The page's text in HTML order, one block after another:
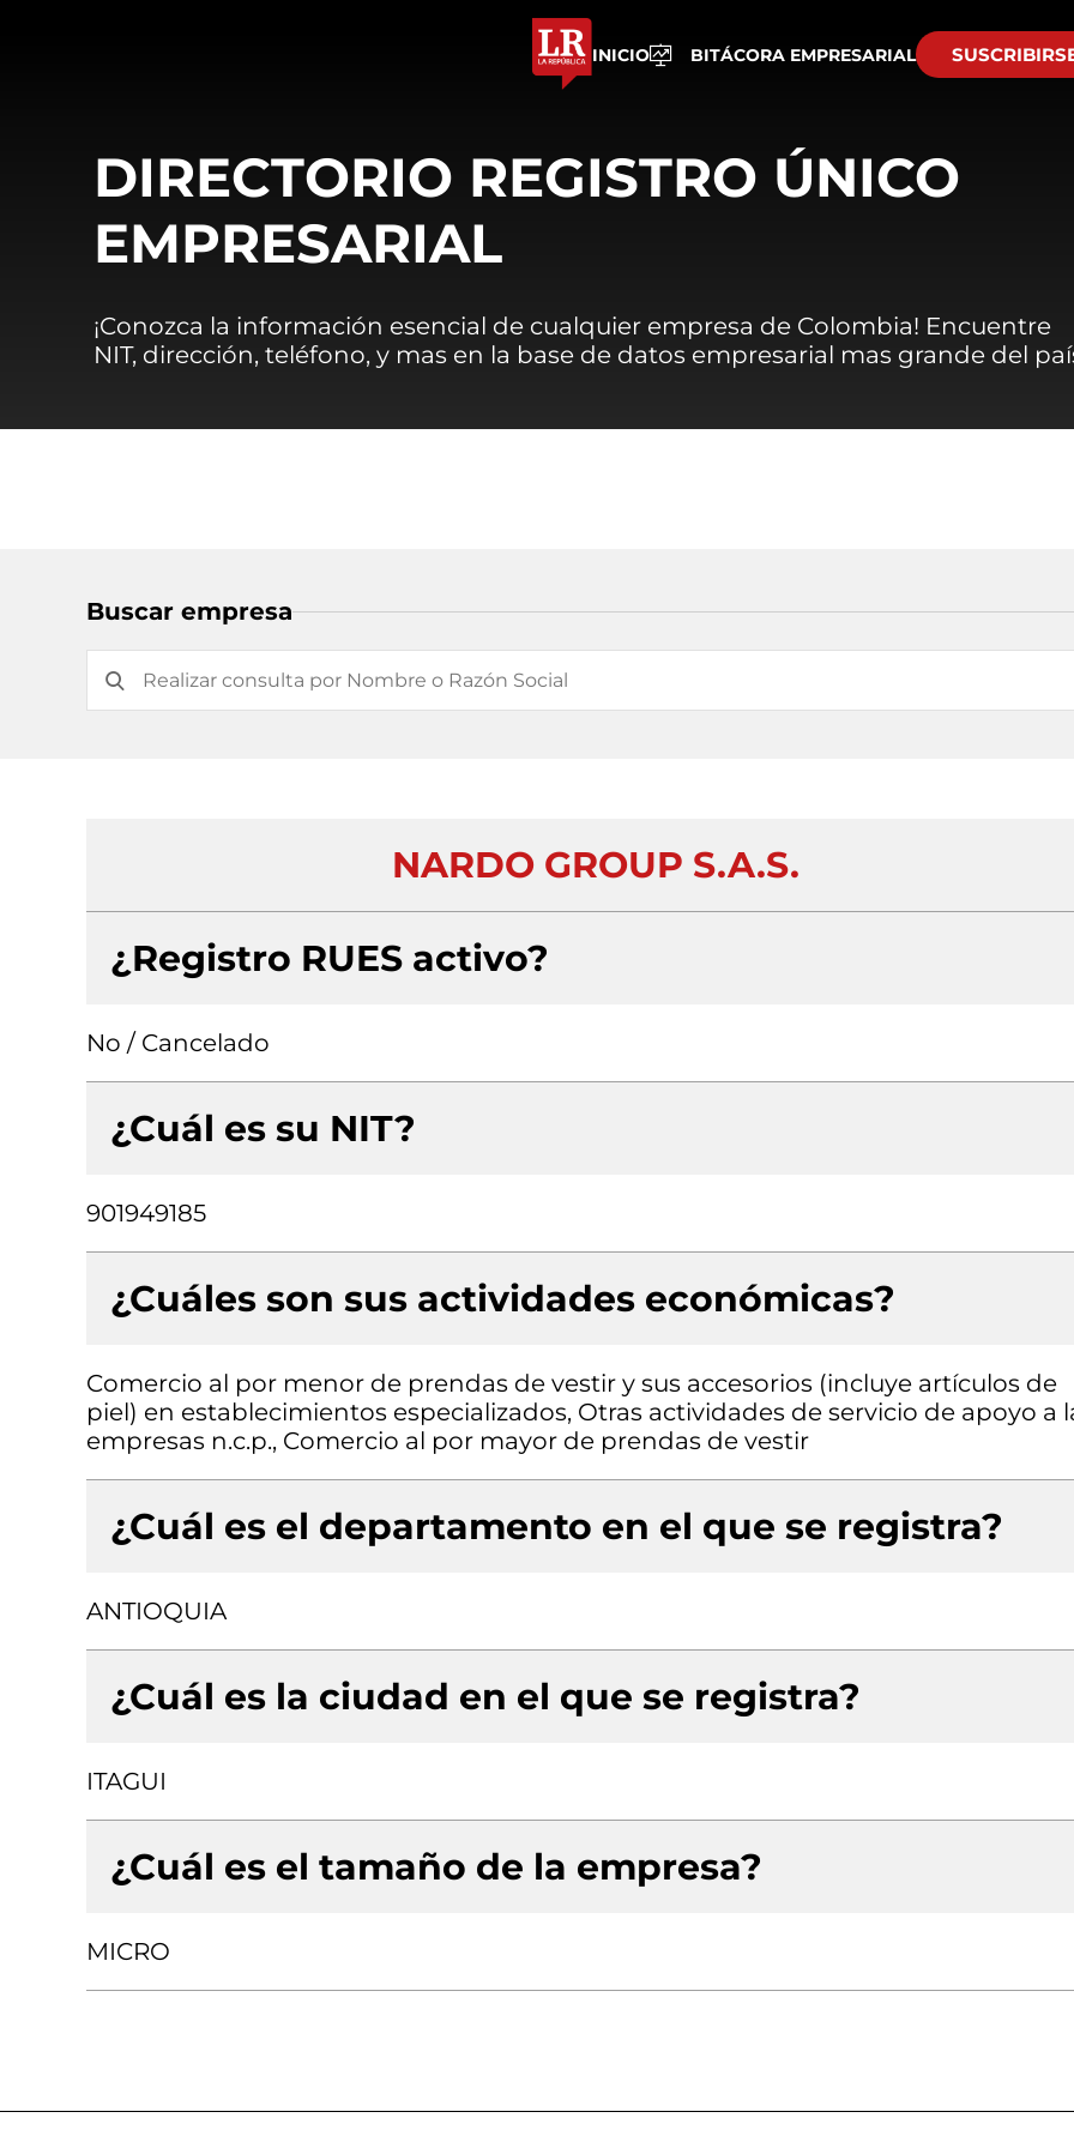
INICIO BITÁCORA EMPRESARIAL
DIRECTORIO REGISTRO ÚNICO
EMPRESARIAL
¡Conozca la información esencial de cualquier empresa de Colombia! Encuentre
NIT, dirección, teléfono, y mas en la base de datos empresarial mas grande del
Buscar empresa
NARDO GROUP S.A.S.
¿Registro RUES activo?
No / Cancelado
¿Cuál es su NIT?
901949185
¿Cuáles son sus actividades económicas?
Comercio al por menor de prendas de vestir y sus accesorios (incluye artículos de
piel) en establecimientos especializados, Otras actividades de servicio de apoyo a
empresas n.c.p., Comercio al por mayor de prendas de vestir
¿Cuál es el departamento en el que se registra?
ANTIOQUIA
¿Cuál es la ciudad en el que se registra?
ITAGUI
¿Cuál es el tamaño de la empresa?
MICRO